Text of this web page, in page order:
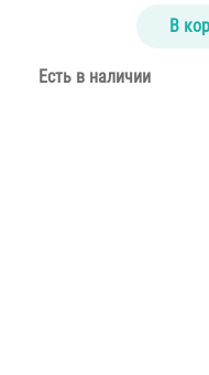
В
Есть в наличии